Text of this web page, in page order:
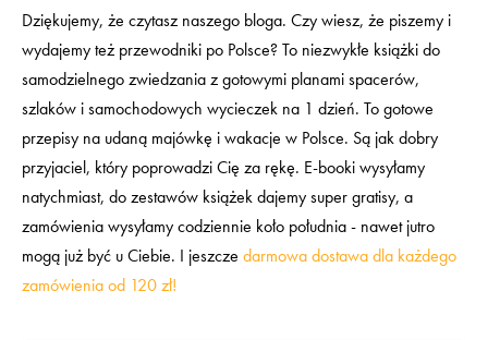
Dziękujemy, że czytasz naszego bloga. Czy wiesz, że piszemy i
wydajemy też przewodniki po Polsce? To niezwykłe książki do
samodzielnego zwiedzania z gotowymi planami spacerów,
szlaków i samochodowych wycieczek na 1 dzień. To gotowe
przepisy na udaną majówkę i wakacje w Polsce. Są jak dobry
przyjaciel, który poprowadzi Cię za rękę. E-booki wysyłamy
natychmiast, do zestawów książek dajemy super gratisy, a
zamówienia wysyłamy codziennie koło południa - nawet jutro
mogą już być u Ciebie. I jeszcze darmowa dostawa dla każdego
zamówienia od 120 zł!